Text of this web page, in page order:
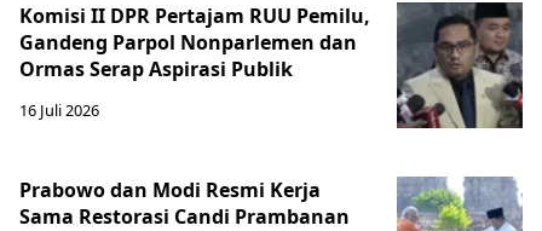
Komisi II DPR Pertajam RUU Pemilu,
Gandeng Parpol Nonparlemen dan
Ormas Serap Aspirasi Publik
16 Juli 2026
Prabowo dan Modi Resmi Kerja
Sama Restorasi Candi Prambanan